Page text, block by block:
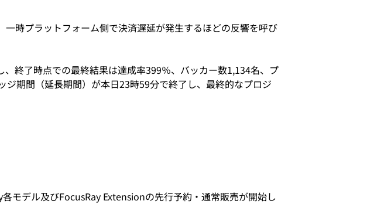
時プラットフォーム側で決済遅延が発生するほどの反響を呼び
終了時点での最終結果は達成率399％、バッカー数1,134名、プ
期間（延長期間）が本日23時59分で終了し、最終的なプロジ
モデル及びFocusRay Extensionの先行予約・通常販売が開始し